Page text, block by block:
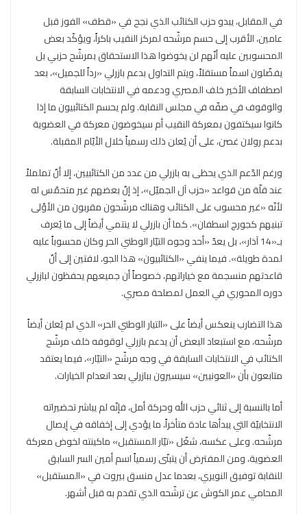
في المقابل، يبدو حزب الكتائب الذي نجح في «قطف» الفوز قبل
عامين، الأقرب إلى حسم مرشّحه لمركز النقيب باكراً، ويؤكّد بعض
المحسوبين عليه أنّهم لن يخوضوا هذا الاستحقاق بمرشّح حزبي بل
يفضّلون اسماً مستقلاً، ويتم التداول بدعم بازرلي «رداً للجميل»، بعد
اصطفاف الأخير خلف المصري ودعمه في الانتخابات السابقة
والوقوف في صفّه في مجلس النقابة. ولم يحسم الكتائبيون ما إذا
كانوا سيكتفون بمعركة النقيب أم سيخوضون معركة في العضوية
بدعم رولان غصن، على أن يُعلن ذلك رسمياً خلال الأيّام المقبلة.
ورغم الدّعم الذي يحظى به بازرلي من عدد من الكتائبيين، إلا أنّ تململاً
عند قلّة من قواعد «حزب آل الجميّل»، إذ إنّ بعضهم غير متحمّس له
لأنّه «غير محسوب على الكتائب وهناك مرشّحون مقربون من الأوْلى
تبنيهم كجورج اسطفان». كما أن بازرلي لا ينتمي أيضاً إلى ما يُعرف
بـ«14 آذار»، بل يعدّ «أحد وجوه التيّار الوطني الحر وكان محسوباً عليه
لمدة طويلة». فيما ينفي «الكتائبيون» هذا الجو، لافتين إلى أنّ
قاعدتهم منسجمة مع خياراتهم، خصوصاً أن جميعهم يحفظون لبازرلي
دوره المحوري في العمل لمصلحة مصري.
هذا التضارب ينعكس أيضاً على «التيار الوطني الحر» الذي لم يُعلن أيضاً
مرشّحه، مع استبعاد البعض أن يدعم بازرلي لوقوفه خلف مرشّح
الكتائب في الانتخابات السابقة في وجه مرشّح «التيّار»، فيما يعتقد
متابعون بأن «العونيين» سيسيرون ببازرلي بعد انعدام الخيارات.
أما بالنسبة إلى ثنائي حزب الله وحركة أمل، فإنّه لم يباشر تحضيراته
الانتخابيّة التي يبدأها عادة متأخراً، ما يؤدي إلى إخفاقه في إيصال
مرشّحه. وعلى عكسه، شغّل «تيّار المستقبل» ماكينته لخوض معركة
العضوية، ومن المفترض أن يتبنّى رسمياً اسم أمين السر السابق
للنقابة توفيق النويري، بعدما عدل منسق بيروت في «المستقبل»
المحامي عمر الكوش عن ترشّحه الذي تقدم به قبل أشهر.